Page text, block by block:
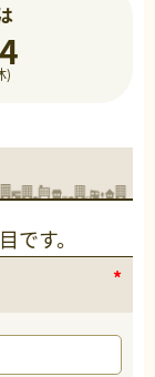
)
です。